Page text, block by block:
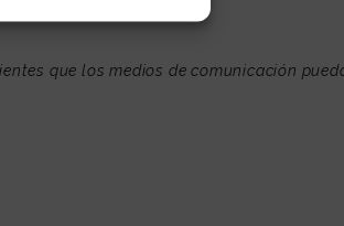
que los medios de comunicación